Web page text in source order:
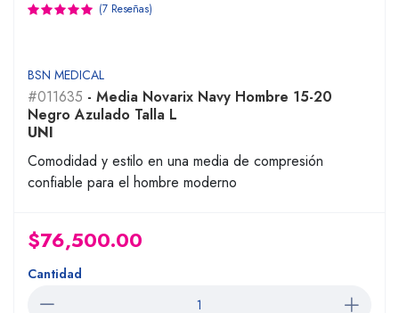
(7 Reseñas)
BSN MEDICAL
#011635 - Media Novarix Navy Hombre 15-20
Negro Azulado Talla L
UNI
Comodidad y estilo en una media de compresión
confiable para el hombre moderno
$76,500.00
Cantidad